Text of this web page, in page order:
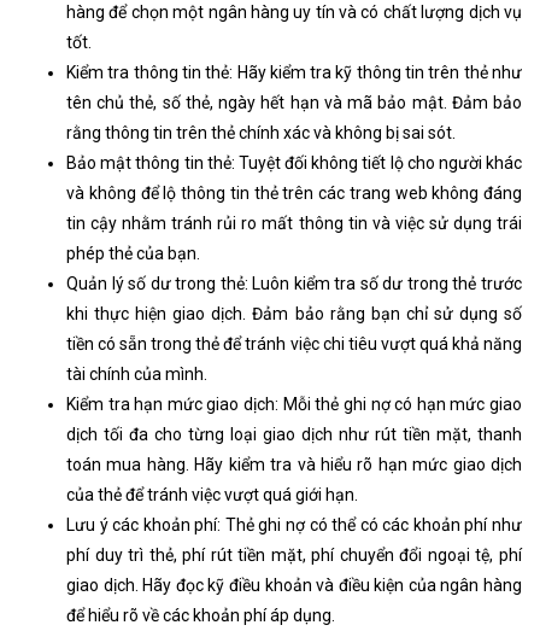
hàng để chọn một ngân hàng uy tín và có chất lượng dịch vụ
tốt.
Kiểm tra thông tin thẻ: Hãy kiểm tra kỹ thông tin trên thẻ như
tên chủ thẻ, số thẻ, ngày hết hạn và mã bảo mật. Đảm bảo
rằng thông tin trên thẻ chính xác và không bị sai sót.
Bảo mật thông tin thẻ: Tuyệt đối không tiết lộ cho người khác
và không để lộ thông tin thẻ trên các trang web không đáng
tin cậy nhằm tránh rủi ro mất thông tin và việc sử dụng trái
phép thẻ của bạn.
Quản lý số dư trong thẻ: Luôn kiểm tra số dư trong thẻ trước
khi thực hiện giao dịch. Đảm bảo rằng bạn chỉ sử dụng số
tiền có sẵn trong thẻ để tránh việc chi tiêu vượt quá khả năng
tài chính của mình.
Kiểm tra hạn mức giao dịch: Mỗi thẻ ghi nợ có hạn mức giao
dịch tối đa cho từng loại giao dịch như rút tiền mặt, thanh
toán mua hàng. Hãy kiểm tra và hiểu rõ hạn mức giao dịch
của thẻ để tránh việc vượt quá giới hạn.
Lưu ý các khoản phí: Thẻ ghi nợ có thể có các khoản phí như
phí duy trì thẻ, phí rút tiền mặt, phí chuyển đổi ngoại tệ, phí
giao dịch. Hãy đọc kỹ điều khoản và điều kiện của ngân hàng
để hiểu rõ về các khoản phí áp dụng.